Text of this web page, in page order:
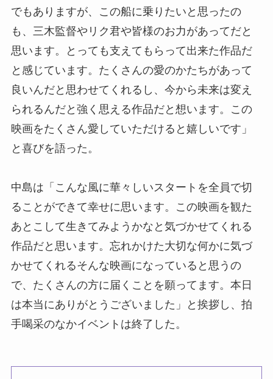
でもありますが、この船に乗りたいと思ったの
も、三木監督やリク君や皆様のお力があってだと
思います。とっても支えてもらって出来た作品だ
と感じています。たくさんの愛のかたちがあって
良いんだと思わせてくれるし、今から未来は変え
られるんだと強く思える作品だと想います。この
映画をたくさん愛していただけると嬉しいです」
と喜びを語った。
中島は「こんな風に華々しいスタートを全員で切
ることができて幸せに思います。この映画を観た
あとこして生きてみようかなと気づかせてくれる
作品だと思います。忘れかけた大切な何かに気づ
かせてくれるそんな映画になっていると思うの
で、たくさんの方に届くことを願ってます。本日
は本当にありがとうございました」と挨拶し、拍
手喝采のなかイベントは終了した。